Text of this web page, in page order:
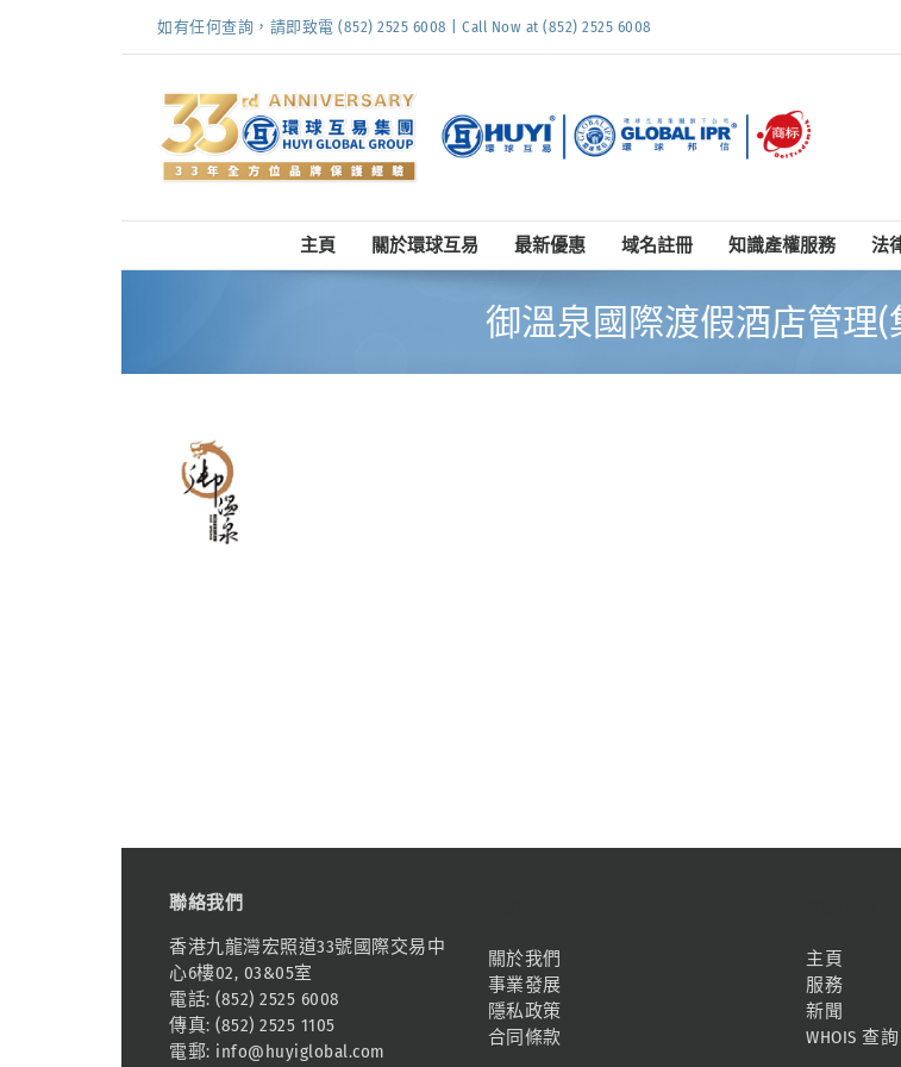
如有任何查詢，請即致電 (852) 2525 6008 | Call Now at (852) 2525 6008
主頁 關於環球互易 最新優惠 域名註冊 知識產權服務 法
御溫泉國際渡假酒店管理(
聯絡我們
香港九龍灣宏照道33號國際交易中
心6樓02, 03&05室
電話: (852) 2525 6008
傳真: (852) 2525 1105
電郵: info@huyiglobal.com
關於我們
事業發展
隱私政策
合同條款
主頁
服務
新聞
WHOIS 查詢